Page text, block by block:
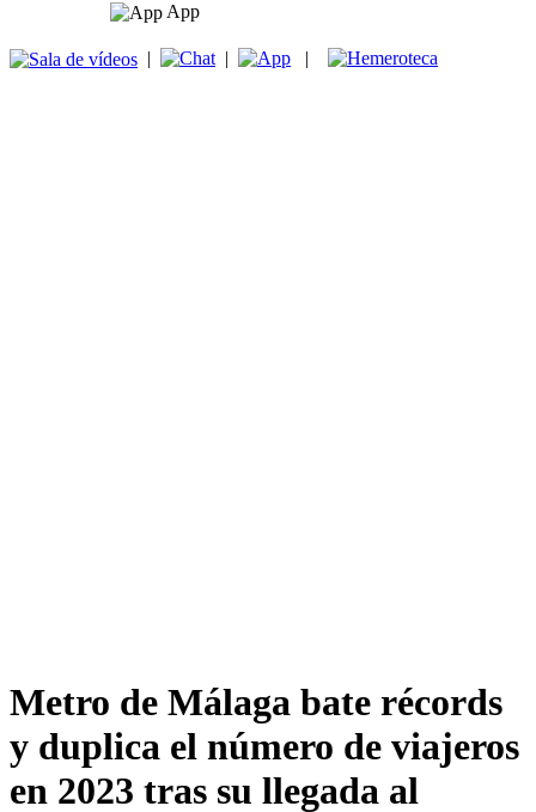
App
| | |
Metro de Málaga bate récords
y duplica el número de viajeros
en 2023 tras su llegada al